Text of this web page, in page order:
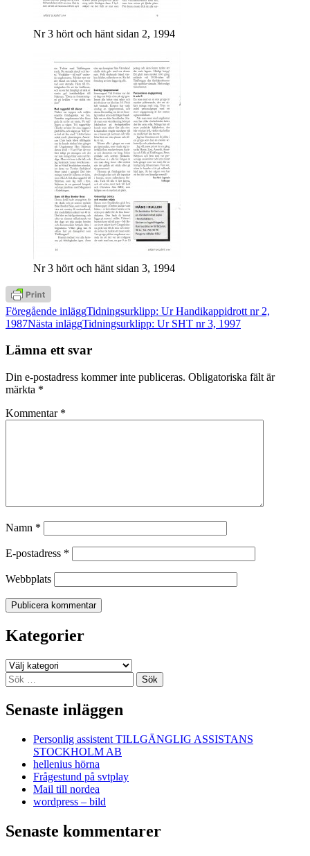
Nr 3 hört och hänt sidan 2, 1994
Nr 3 hört och hänt sidan 3, 1994
Inläggsnavigering
Föregående inläggTidningsurklipp: Ur Handikappidrott nr 2,
1987Nästa inläggTidningsurklipp: Ur SHT nr 3, 1997
Lämna ett svar
Din e-postadress kommer inte publiceras. Obligatoriska fält är
märkta *
Kommentar *
Namn *
E-postadress *
Webbplats
Kategorier
Kategorier
Sök
efter:
Senaste inläggen
Personlig assistent TILLGÄNGLIG ASSISTANS
STOCKHOLM AB
hellenius hörna
Frågestund på svtplay
Mail till nordea
wordpress – bild
Senaste kommentarer